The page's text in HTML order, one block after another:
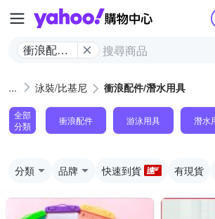
Yahoo購物
衝浪配件/
泳裝/比基尼 衝浪配件/潛水用具
全部
分類
衝浪配件 游泳用具 潛水
分類 品牌 快速到貨 有現貨